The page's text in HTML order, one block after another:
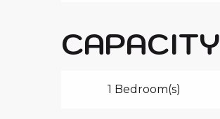
CAPACITY
1 Bedroom(s)